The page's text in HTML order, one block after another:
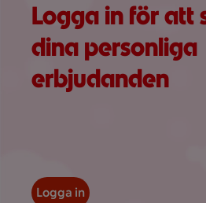
Logga in för att
dina personliga
erbjudanden
Logga in